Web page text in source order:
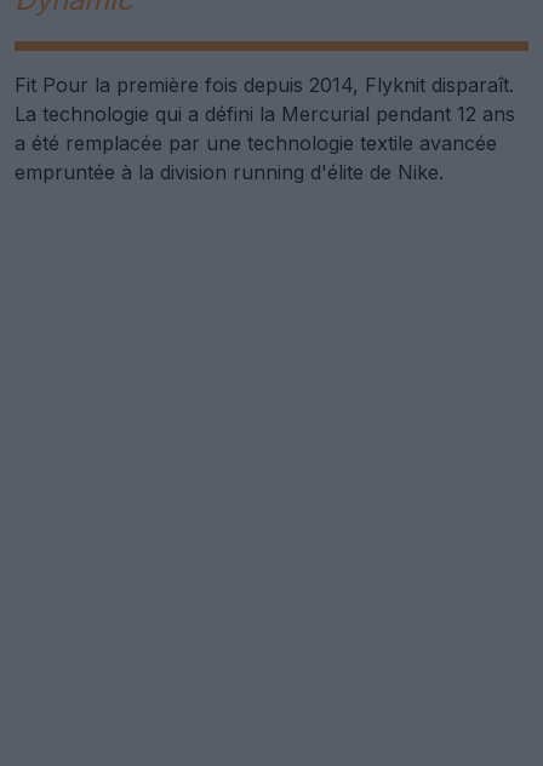
Fit Pour la première fois depuis 2014, Flyknit disparaît.
La technologie qui a défini la Mercurial pendant 12 ans
a été remplacée par une technologie textile avancée
empruntée à la division running d'élite de Nike.